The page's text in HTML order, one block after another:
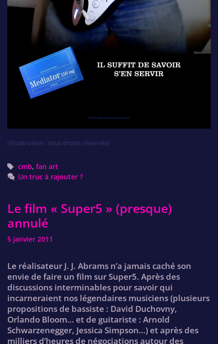
(illustration : tous droits réservés)
Tags
cmb, fan art
Un truc à rajouter ?
Le film « Super5 » (presque)
annulé
5 janvier 2011
Le réalisateur J. J. Abrams n’a jamais caché son
envie de faire un film sur Super5. Après des
discussions interminables pour savoir qui
incarneraient nos légendaires musiciens (plusieurs
propositions de bassiste : David Duchovny,
Orlando Bloom… et de guitariste : Arnold
Schwarzenegger, Jessica Simpson…) et après des
milliers d’heures de négociations autour des